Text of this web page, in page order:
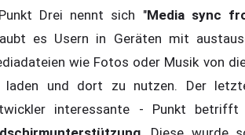
Drei nennt sich "Media sync
es Usern in Geräten mit
wie Fotos oder Musik von
laden und dort zu nutzen. Der
interessante - Punkt betrifft